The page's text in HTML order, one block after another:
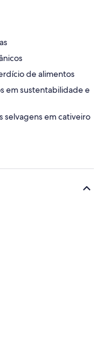
de alimentos
em sustentabilidade e
selvagens em cativeiro